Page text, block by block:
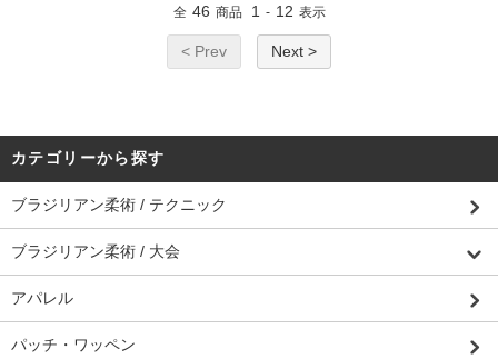
全 46 商品 1 - 12 表示
< Prev Next >
カテゴリーから探す
ブラジリアン柔術 / テクニック
ブラジリアン柔術 / 大会
アパレル
パッチ・ワッペン